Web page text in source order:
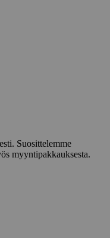
Suosittelemme
myyntipakkauksesta.